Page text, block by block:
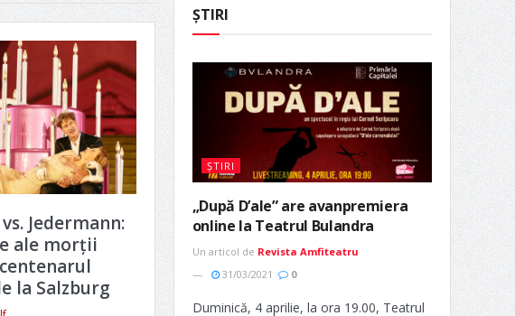
Jedermann:
ale morții
la Salzburg
ȘTIRI
ȘTIRI
„După D’ale” are avanpremiera
online la Teatrul Bulandra
Un articol de Revista Amfiteatru
31/03/2021
0
Duminică, 4 aprilie, la ora 19.00, Teatrul